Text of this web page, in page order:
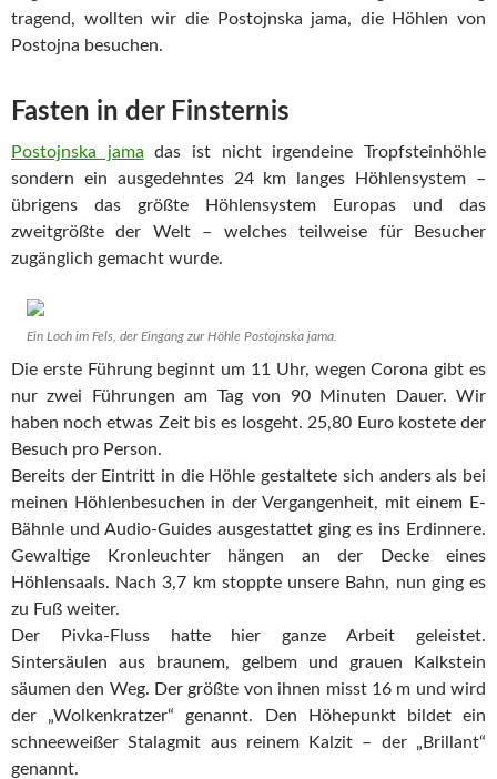
tragend, wollten wir die Postojnska jama, die Höhlen von
Postojna besuchen.
Fasten in der Finsternis
Postojnska jama das ist nicht irgendeine Tropfsteinhöhle
sondern ein ausgedehntes 24 km langes Höhlensystem –
übrigens das größte Höhlensystem Europas und das
zweitgrößte der Welt – welches teilweise für Besucher
zugänglich gemacht wurde.
Ein Loch im Fels, der Eingang zur Höhle Postojnska jama.
Die erste Führung beginnt um 11 Uhr, wegen Corona gibt es
nur zwei Führungen am Tag von 90 Minuten Dauer. Wir
haben noch etwas Zeit bis es losgeht. 25,80 Euro kostete der
Besuch pro Person.
Bereits der Eintritt in die Höhle gestaltete sich anders als bei
meinen Höhlenbesuchen in der Vergangenheit, mit einem E-
Bähnle und Audio-Guides ausgestattet ging es ins Erdinnere.
Gewaltige Kronleuchter hängen an der Decke eines
Höhlensaals. Nach 3,7 km stoppte unsere Bahn, nun ging es
zu Fuß weiter.
Der Pivka-Fluss hatte hier ganze Arbeit geleistet.
Sintersäulen aus braunem, gelbem und grauen Kalkstein
säumen den Weg. Der größte von ihnen misst 16 m und wird
der „Wolkenkratzer“ genannt. Den Höhepunkt bildet ein
schneeweißer Stalagmit aus reinem Kalzit – der „Brillant“
genannt.